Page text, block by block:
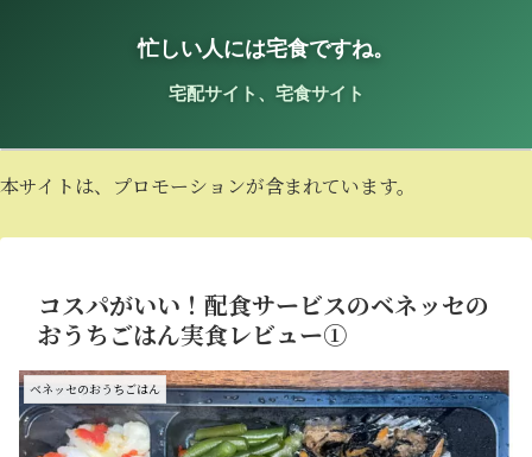
忙しい人には宅食ですね。
宅配サイト、宅食サイト
本サイトは、プロモーションが含まれています。
コスパがいい！配食サービスのベネッセの
おうちごはん実食レビュー①
ベネッセのおうちごはん